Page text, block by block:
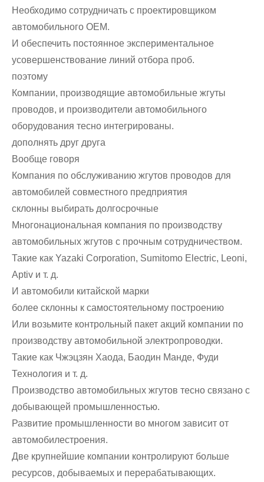
Необходимо сотрудничать с проектировщиком
автомобильного OEM.
И обеспечить постоянное экспериментальное
усовершенствование линий отбора проб.
поэтому
Компании, производящие автомобильные жгуты
проводов, и производители автомобильного
оборудования тесно интегрированы.
дополнять друг друга
Вообще говоря
Компания по обслуживанию жгутов проводов для
автомобилей совместного предприятия
склонны выбирать долгосрочные
Многонациональная компания по производству
автомобильных жгутов с прочным сотрудничеством.
Такие как Yazaki Corporation, Sumitomo Electric, Leoni,
Aptiv и т. д.
И автомобили китайской марки
более склонны к самостоятельному построению
Или возьмите контрольный пакет акций компании по
производству автомобильной электропроводки.
Такие как Чжэцзян Хаода, Баодин Манде, Фуди
Технология и т. д.
Производство автомобильных жгутов тесно связано с
добывающей промышленностью.
Развитие промышленности во многом зависит от
автомобилестроения.
Две крупнейшие компании контролируют больше
ресурсов, добываемых и перерабатывающих.